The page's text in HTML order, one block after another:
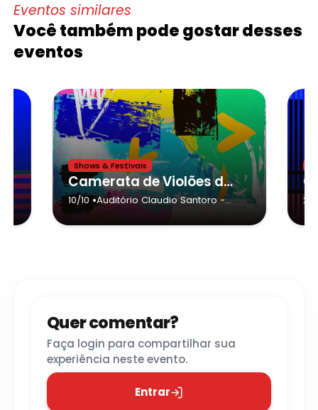
Eventos similares
Você também pode gostar desses
eventos
Shows & Festivais
Camerata de Violões do GURI de São Luiz do Paraitinga no Auditório Claudio Santoro
10/10 •Auditório Claudio Santoro-
Quer comentar?
Faça login para compartilhar sua
experiência neste evento.
Entrar